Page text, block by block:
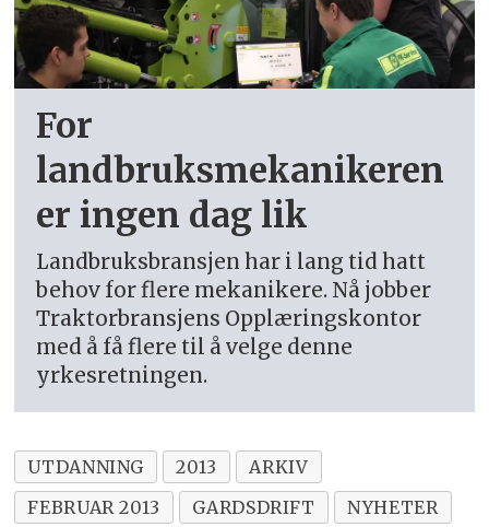
For
landbruksmekanikeren
er ingen dag lik
Landbruksbransjen har i lang tid hatt
behov for flere mekanikere. Nå jobber
Traktorbransjens Opplæringskontor
med å få flere til å velge denne
yrkesretningen.
UTDANNING 2013
ARKIV
FEBRUAR 2013
GARDSDRIFT NYHETER